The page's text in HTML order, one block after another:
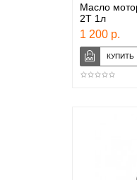
Масло
2T 1л
1 200 р.